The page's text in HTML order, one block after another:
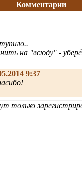
Комментарии
на "всюду" -
9:37
только